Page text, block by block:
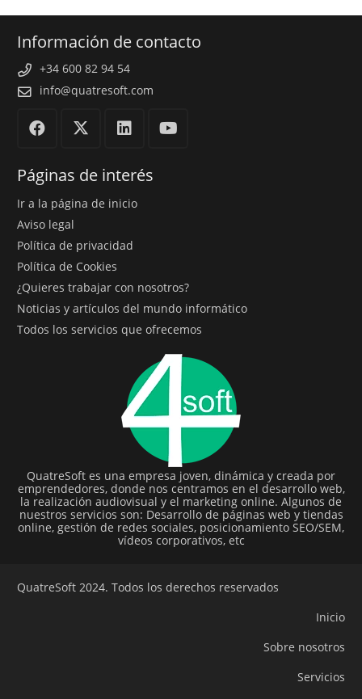
Información de contacto
+34 600 82 94 54
info@quatresoft.com
Páginas de interés
Ir a la página de inicio
Aviso legal
Política de privacidad
Política de Cookies
¿Quieres trabajar con nosotros?
Noticias y artículos del mundo informático
Todos los servicios que ofrecemos
QuatreSoft es una empresa joven, dinámica y creada por
emprendedores, donde nos centramos en el desarrollo web,
la realización audiovisual y el marketing online. Algunos de
nuestros servicios son: Desarrollo de páginas web y tiendas
online, gestión de redes sociales, posicionamiento SEO/SEM,
vídeos corporativos, etc
QuatreSoft 2024. Todos los derechos reservados
Inicio
Sobre nosotros
Servicios